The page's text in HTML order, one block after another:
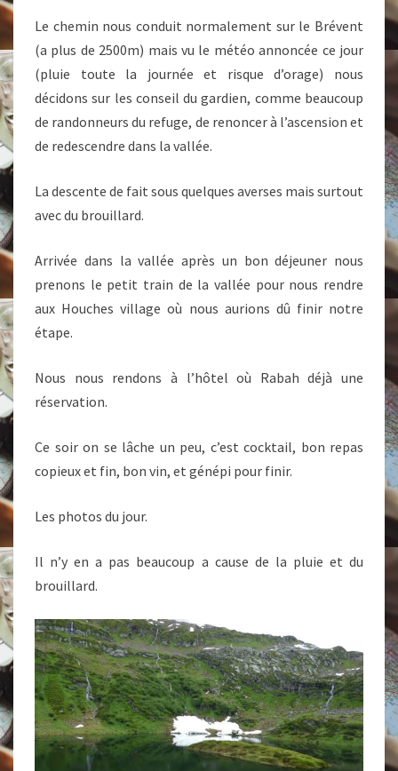
Le chemin nous conduit normalement sur le Brévent
(a plus de 2500m) mais vu le météo annoncée ce jour
(pluie toute la journée et risque d’orage) nous
décidons sur les conseil du gardien, comme beaucoup
de randonneurs du refuge, de renoncer à l’ascension et
de redescendre dans la vallée.
La descente de fait sous quelques averses mais surtout
avec du brouillard.
Arrivée dans la vallée après un bon déjeuner nous
prenons le petit train de la vallée pour nous rendre
aux Houches village où nous aurions dû finir notre
étape.
Nous nous rendons à l’hôtel où Rabah déjà une
réservation.
Ce soir on se lâche un peu, c’est cocktail, bon repas
copieux et fin, bon vin, et génépi pour finir.
Les photos du jour.
Il n’y en a pas beaucoup a cause de la pluie et du
brouillard.